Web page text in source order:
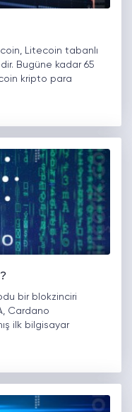
Litecoin tabanlı
Bugüne kadar 65
kripto para
bir blokzinciri
Cardano
ilk bilgisayar
ilk bilgisayar